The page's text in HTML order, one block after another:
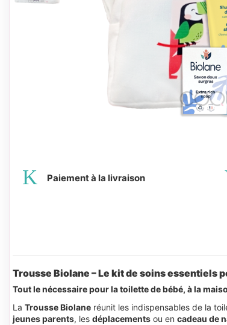
Paiement à la livraison
Trousse Biolane – Le kit de soins essentiels
Tout le nécessaire pour la toilette de bébé, à la
La Trousse Biolane réunit les indispensables de la
jeunes parents, les déplacements ou en cadeau de